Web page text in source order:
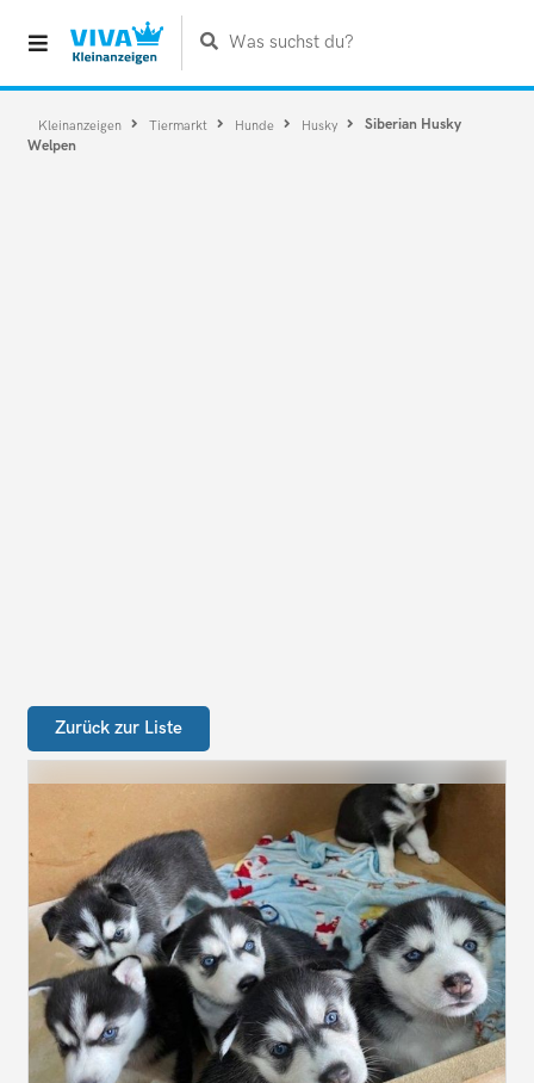
Was suchst du?
Kleinanzeigen Tiermarkt Hunde Husky
Siberian Husky
Welpen
Zurück zur Liste